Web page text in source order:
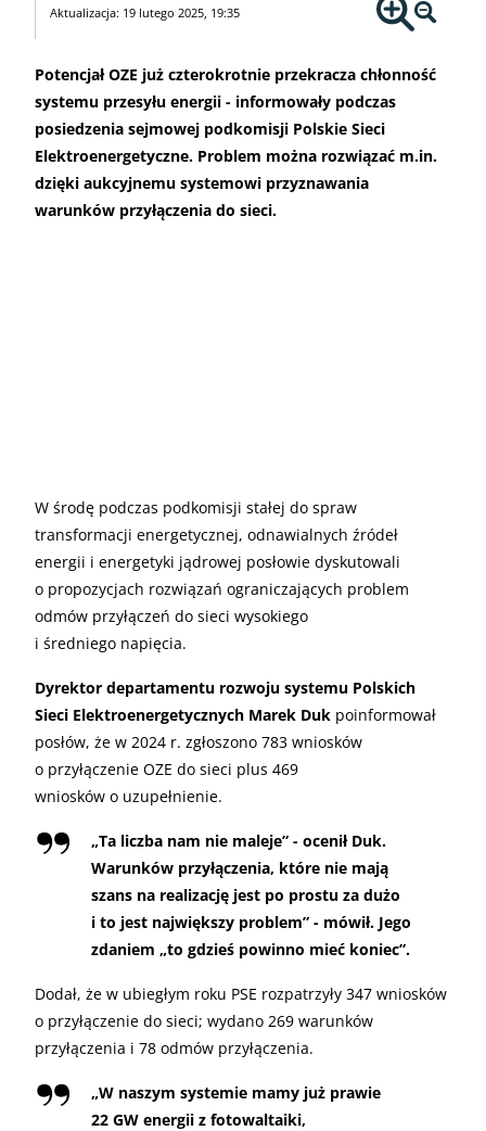
Aktualizacja: 19 lutego 2025, 19:35
Potencjał OZE już czterokrotnie przekracza chłonność
systemu przesyłu energii - informowały podczas
posiedzenia sejmowej podkomisji Polskie Sieci
Elektroenergetyczne. Problem można rozwiązać m.in.
dzięki aukcyjnemu systemowi przyznawania
warunków przyłączenia do sieci.
W środę podczas podkomisji stałej do spraw
transformacji energetycznej, odnawialnych źródeł
energii i energetyki jądrowej posłowie dyskutowali
o propozycjach rozwiązań ograniczających problem
odmów przyłączeń do sieci wysokiego
i średniego napięcia.
Dyrektor departamentu rozwoju systemu Polskich
Sieci Elektroenergetycznych Marek Duk poinformował
posłów, że w 2024 r. zgłoszono 783 wniosków
o przyłączenie OZE do sieci plus 469
wniosków o uzupełnienie.
„Ta liczba nam nie maleje” - ocenił Duk.
Warunków przyłączenia, które nie mają
szans na realizację jest po prostu za dużo
i to jest największy problem” - mówił. Jego
zdaniem „to gdzieś powinno mieć koniec”.
Dodał, że w ubiegłym roku PSE rozpatrzyły 347 wniosków
o przyłączenie do sieci; wydano 269 warunków
przyłączenia i 78 odmów przyłączenia.
„W naszym systemie mamy już prawie
22 GW energii z fotowaltaiki,